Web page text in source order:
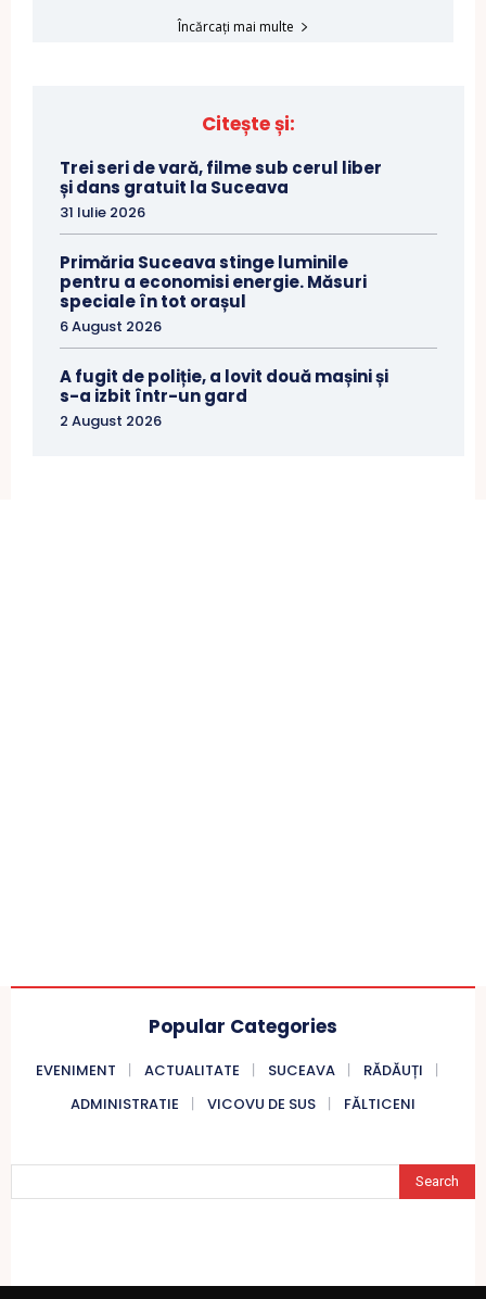
Încărcați mai multe
Citește și:
Trei seri de vară, filme sub cerul liber
și dans gratuit la Suceava
31 Iulie 2026
Primăria Suceava stinge luminile
pentru a economisi energie. Măsuri
speciale în tot orașul
6 August 2026
A fugit de poliție, a lovit două mașini și
s-a izbit într-un gard
2 August 2026
Popular Categories
EVENIMENT ACTUALITATE SUCEAVA
RĂDĂUȚI
ADMINISTRATIE
VICOVU DE SUS FĂLTICENI
Search